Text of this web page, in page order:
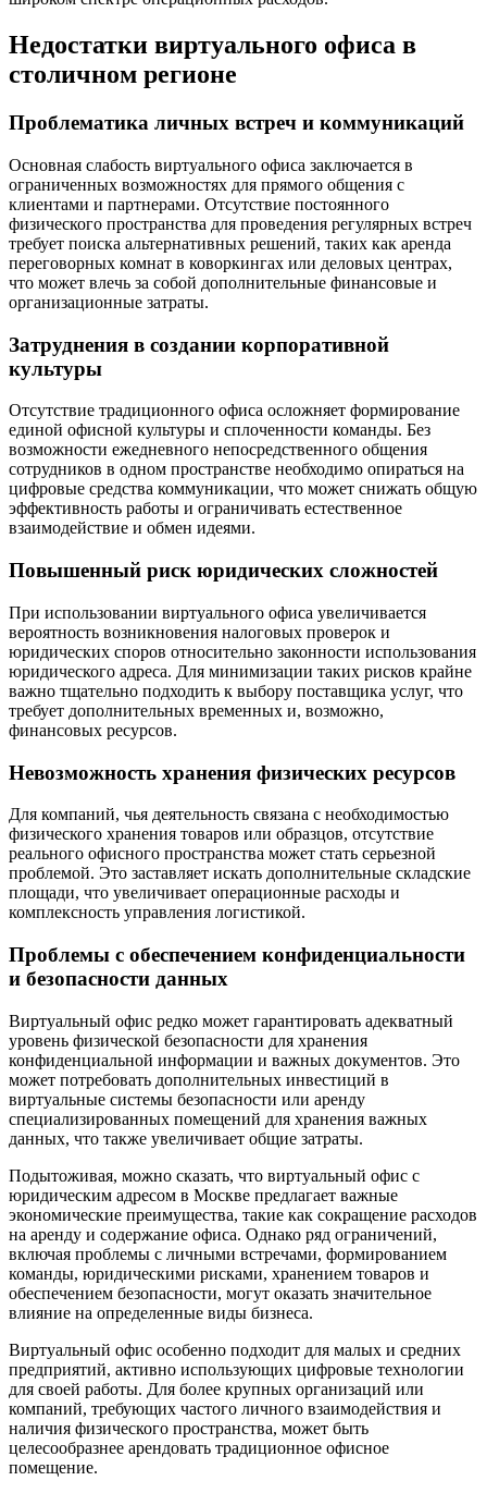
Недостатки виртуального офиса в
столичном регионе
Проблематика личных встреч и коммуникаций
Основная слабость виртуального офиса заключается в
ограниченных возможностях для прямого общения с
клиентами и партнерами. Отсутствие постоянного
физического пространства для проведения регулярных встреч
требует поиска альтернативных решений, таких как аренда
переговорных комнат в коворкингах или деловых центрах,
что может влечь за собой дополнительные финансовые и
организационные затраты.
Затруднения в создании корпоративной
культуры
Отсутствие традиционного офиса осложняет формирование
единой офисной культуры и сплоченности команды. Без
возможности ежедневного непосредственного общения
сотрудников в одном пространстве необходимо опираться на
цифровые средства коммуникации, что может снижать общую
эффективность работы и ограничивать естественное
взаимодействие и обмен идеями.
Повышенный риск юридических сложностей
При использовании виртуального офиса увеличивается
вероятность возникновения налоговых проверок и
юридических споров относительно законности использования
юридического адреса. Для минимизации таких рисков крайне
важно тщательно подходить к выбору поставщика услуг, что
требует дополнительных временных и, возможно,
финансовых ресурсов.
Невозможность хранения физических ресурсов
Для компаний, чья деятельность связана с необходимостью
физического хранения товаров или образцов, отсутствие
реального офисного пространства может стать серьезной
проблемой. Это заставляет искать дополнительные складские
площади, что увеличивает операционные расходы и
комплексность управления логистикой.
Проблемы с обеспечением конфиденциальности
и безопасности данных
Виртуальный офис редко может гарантировать адекватный
уровень физической безопасности для хранения
конфиденциальной информации и важных документов. Это
может потребовать дополнительных инвестиций в
виртуальные системы безопасности или аренду
специализированных помещений для хранения важных
данных, что также увеличивает общие затраты.
Подытоживая, можно сказать, что виртуальный офис с
юридическим адресом в Москве предлагает важные
экономические преимущества, такие как сокращение расходов
на аренду и содержание офиса. Однако ряд ограничений,
включая проблемы с личными встречами, формированием
команды, юридическими рисками, хранением товаров и
обеспечением безопасности, могут оказать значительное
влияние на определенные виды бизнеса.
Виртуальный офис особенно подходит для малых и средних
предприятий, активно использующих цифровые технологии
для своей работы. Для более крупных организаций или
компаний, требующих частого личного взаимодействия и
наличия физического пространства, может быть
целесообразнее арендовать традиционное офисное
помещение.